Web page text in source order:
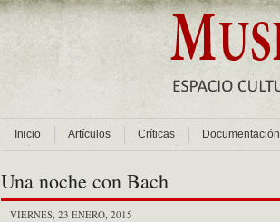
Inicio Artículos Críticas Documentación
Una noche con Bach
VIERNES, 23 ENERO, 2015